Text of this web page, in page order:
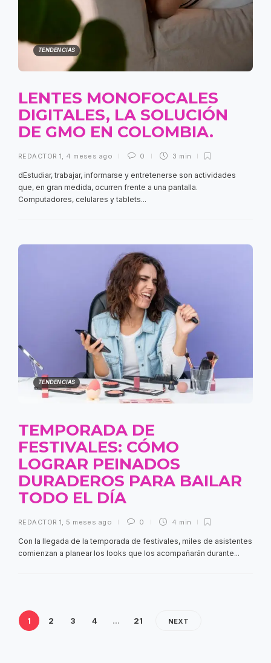
TENDENCIAS
LENTES MONOFOCALES
DIGITALES, LA SOLUCIÓN
DE GMO EN COLOMBIA.
REDACTOR 1 4 meses ago 0 3 min
dEstudiar, trabajar, informarse y entretenerse son actividades
que, en gran medida, ocurren frente a una pantalla.
Computadores, celulares y tablets...
TENDENCIAS
TEMPORADA DE
FESTIVALES: CÓMO
LOGRAR PEINADOS
DURADEROS PARA BAILAR
TODO EL DÍA
REDACTOR 1, 5 meses ago 0 4 min
Con la llegada de la temporada de festivales, miles de asistentes
comienzan a planear los looks que los acompañarán durante...
1 2 3 4 … 21 NEXT